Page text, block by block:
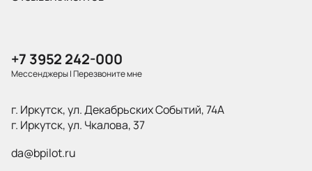
+7 3952 242-000
Мессенджеры|Перезвоните мне
г. Иркутск, ул. Декабрьских Событий, 74А
г. Иркутск, ул. Чкалова, 37
da@bpilot.ru